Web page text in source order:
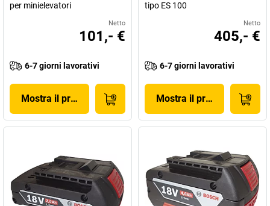
per minielevatori
Netto
101,- €
6-7 giorni lavorativi
Mostra il prodotto
tipo ES 100
Netto
405,- €
6-7 giorni lavorativi
Mostra il prodotto